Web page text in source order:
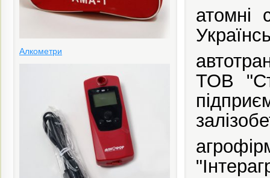
атомні
ТОВ
Алкометри